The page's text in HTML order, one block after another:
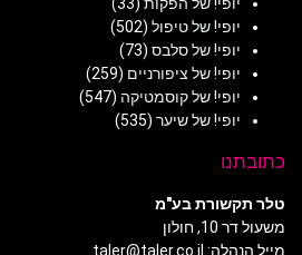
יופי! של טיפול (502)
יופי! של סלבס (73)
יופי! של ציפורניים (259)
יופי! של קוסמטיקה (547)
יופי! של שיער (535)
כתובתנו
טלר תקשורת בע"מ
משעול דר 10, חולון
מייל הנהלה: taler@taler.co.il